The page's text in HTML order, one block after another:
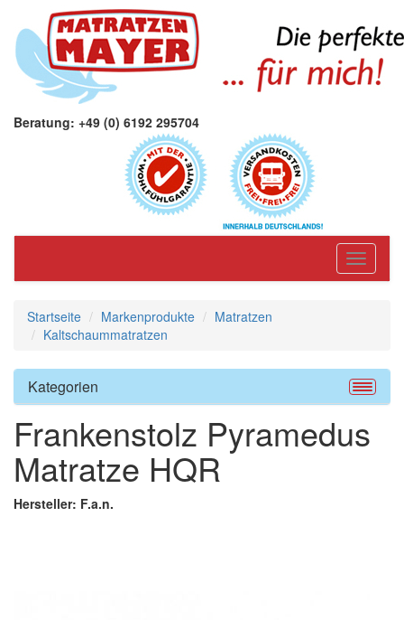
Beratung: +49 (0) 6192 295704
Toggle
Startseite Markenprodukte
Matratzen
Kaltschaummatratzen
Kategorien
Frankenstolz Pyramedus
Matratze HQR
Hersteller: F.a.n.